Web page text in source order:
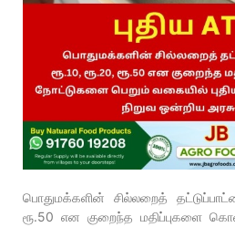
பொதுமக்களின் சில்லறைத்
ரூ.50 என குறைந்த மதிப்புகளை